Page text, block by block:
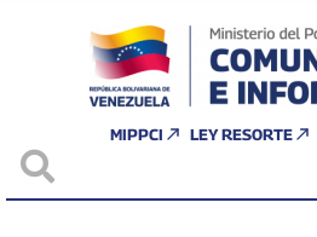
MIPPCI LEY RESORTE